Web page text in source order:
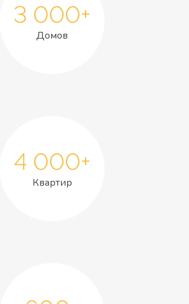
3 000+
Домов
4 000+
Квартир